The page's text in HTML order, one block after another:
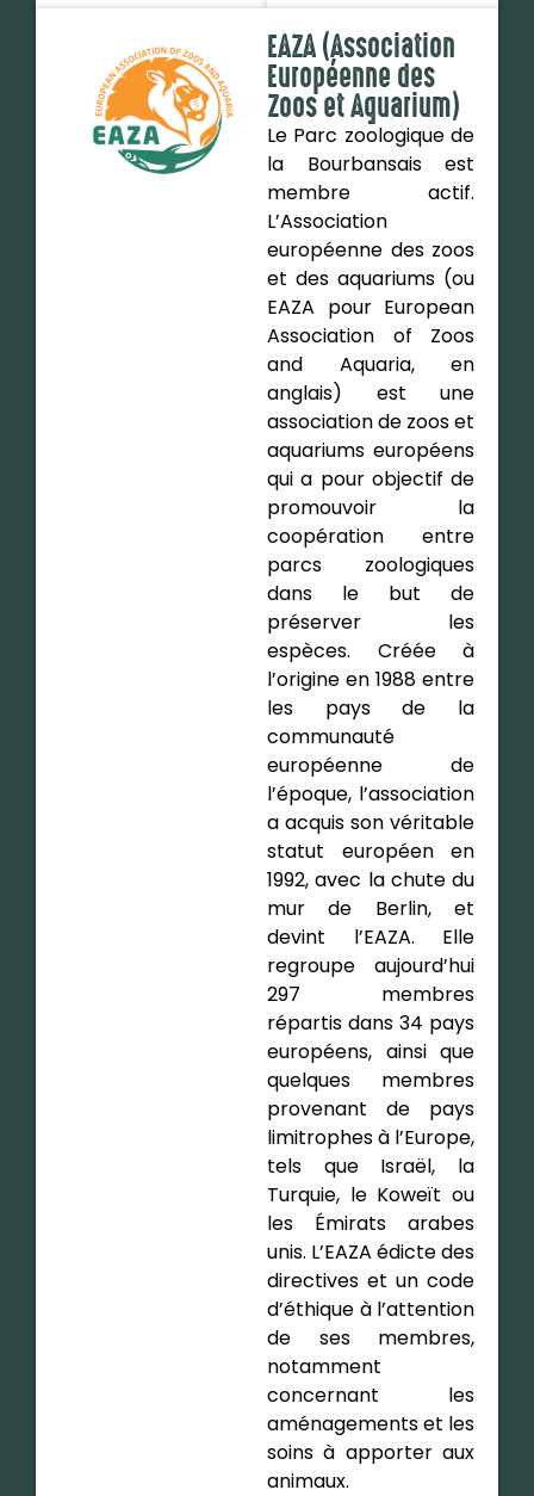
EAZA (Association
Européenne des
Zoos et Aquarium)
Le Parc zoologique de
la Bourbansais est
membre actif.
L’Association
européenne des zoos
et des aquariums (ou
EAZA pour European
Association of Zoos
and Aquaria, en
anglais) est une
association de zoos et
aquariums européens
qui a pour objectif de
promouvoir la
coopération entre
parcs zoologiques
dans le but de
préserver les
espèces. Créée à
l’origine en 1988 entre
les pays de la
communauté
européenne de
l’époque, l’association
a acquis son véritable
statut européen en
1992, avec la chute du
mur de Berlin, et
devint l’EAZA. Elle
regroupe aujourd’hui
297 membres
répartis dans 34 pays
européens, ainsi que
quelques membres
provenant de pays
limitrophes à l’Europe,
tels que Israël, la
Turquie, le Koweït ou
les Émirats arabes
unis. L’EAZA édicte des
directives et un code
d’éthique à l’attention
de ses membres,
notamment
concernant les
aménagements et les
soins à apporter aux
animaux.